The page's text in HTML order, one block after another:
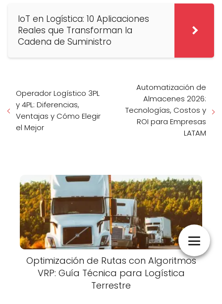
IoT en Logística: 10 Aplicaciones
Reales que Transforman la
Cadena de Suministro
Operador Logístico 3PL
y 4PL: Diferencias,
Ventajas y Cómo Elegir
el Mejor
Automatización de
Almacenes 2026:
Tecnologías, Costos y
ROI para Empresas
LATAM
Optimización de Rutas con Algoritmos
VRP: Guía Técnica para Logística
Terrestre